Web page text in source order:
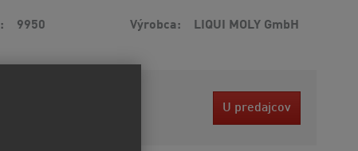
9950 Výrobca LIQUI MOLY GmbH
U predajcov